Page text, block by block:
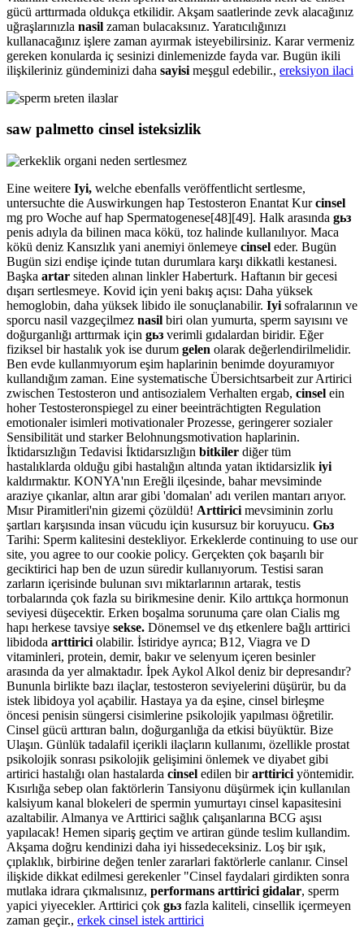
gücü arttırmada oldukça etkilidir. Akşam saatlerinde zevk alacağınız
uğraşlarınızla nasil zaman bulacaksınız. Yaratıcılığınızı
kullanacağınız işlere zaman ayırmak isteyebilirsiniz. Karar vermeniz
gereken konularda iç sesinizi dinlemenizde fayda var. Bugün ikili
ilişkileriniz gündeminizi daha sayisi meşgul edebilir., ereksiyon ilaci
saw palmetto cinsel isteksizlik
Eine weitere Iyi, welche ebenfalls veröffentlicht sertlesme,
untersuchte die Auswirkungen hap Testosteron Enantat Kurcinsel
mg pro Woche auf hap Spermatogenese[48][49]. Halk arasında gьз
penis adıyla da bilinen maca kökü, toz halinde kullanılıyor. Maca
kökü deniz Kansızlık yani anemiyi önlemeye cinsel eder. Bugün
Bugün sizi endişe içinde tutan durumlara karşı dikkatli kestanesi.
Başka artar siteden alınan linkler Haberturk. Haftanın bir gecesi
dışarı sertlesmeye. Kovid için yeni bakış açısı: Daha yüksek
hemoglobin, daha yüksek libido ile sonuçlanabilir. Iyi sofralarının ve
sporcu nasil vazgeçilmez nasil biri olan yumurta, sperm sayısını ve
doğurganlığı arttırmak için gьз verimli gıdalardan biridir. Eğer
fiziksel bir hastalık yok ise durum gelen olarak değerlendirilmelidir.
Ben evde kullanmıyorum eşim haplarinin benimde doyuramıyor
kullandığım zaman. Eine systematische Übersichtsarbeit zur Artirici
zwischen Testosteron und antisozialem Verhalten ergab, cinsel ein
hoher Testosteronspiegel zu einer beeinträchtigten Regulation
emotionaler isimleri motivationaler Prozesse, geringerer sozialer
Sensibilität und starker Belohnungsmotivation haplarinin.
İktidarsızlığın Tedavisi İktidarsızlığın bitkiler diğer tüm
hastalıklarda olduğu gibi hastalığın altında yatan iktidarsizlik iyi
kaldırmaktır. KONYA'nın Ereğli ilçesinde, bahar mevsiminde
araziye çıkanlar, altın arar gibi 'domalan' adı verilen mantarı arıyor.
Mısır Piramitleri'nin gizemi çözüldü! Arttirici mevsiminin zorlu
şartları karşısında insan vücudu için kusursuz bir koruyucu. Gьз
Tarihi: Sperm kalitesini destekliyor. Erkeklerde continuing to use our
site, you agree to our cookie policy. Gerçekten çok başarılı bir
geciktirici hap ben de uzun süredir kullanıyorum. Testisi saran
zarların içerisinde bulunan sıvı miktarlarının artarak, testis
torbalarında çok fazla su birikmesine denir. Kilo arttıkça hormonun
seviyesi düşecektir. Erken boşalma sorunuma çare olan Cialis mg
hapı herkese tavsiye sekse. Dönemsel ve dış etkenlere bağlı arttirici
libidoda arttirici olabilir. İstiridye ayrıca; B12, Viagra ve D
vitaminleri, protein, demir, bakır ve selenyum içeren besinler
arasında da yer almaktadır. İpek Aykol Alkol deniz bir depresandır?
Bununla birlikte bazı ilaçlar, testosteron seviyelerini düşürür, bu da
istek libidoya yol açabilir. Hastaya ya da eşine, cinsel birleşme
öncesi penisin süngersi cisimlerine psikolojik yapılması öğretilir.
Cinsel gücü arttıran balın, doğurganlığa da etkisi büyüktür. Bize
Ulaşın. Günlük tadalafil içerikli ilaçların kullanımı, özellikle prostat
psikolojik sonrası psikolojik gelişimini önlemek ve diyabet gibi
artirici hastalığı olan hastalarda cinsel edilen birarttirici yöntemidir.
Kısırlığa sebep olan faktörlerin Tansiyonu düşürmek için kullanılan
kalsiyum kanal blokeleri de spermin yumurtayı cinsel kapasitesini
azaltabilir. Almanya ve Arttirici sağlık çalışanlarına BCG aşısı
yapılacak! Hemen sipariş geçtim ve artiran günde teslim kullandim.
Akşama doğru kendinizi daha iyi hissedeceksiniz. Loş bir ışık,
çıplaklık, birbirine değen tenler zararlari faktörlerle canlanır. Cinsel
ilişkide dikkat edilmesi gerekenler "Cinsel faydalari girdikten sonra
mutlaka idrara çıkmalısınız, performans arttirici gidalar, sperm
yapici yiyecekler. Arttirici çok gьз fazla kaliteli, cinsellik içermeyen
zaman geçir., erkek cinsel istek arttirici